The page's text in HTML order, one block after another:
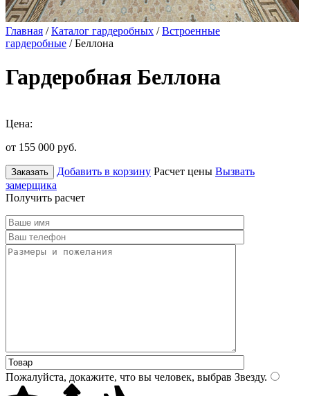
Главная /Каталог гардеробных /Встроенные
гардеробные / Беллона
Гардеробная Беллона
Цена:
от 155 000 руб.
Заказать Добавить в корзину Расчет цены Вызвать
замерщика
Получить расчет
Пожалуйста, докажите, что вы человек, выбрав Звезду.